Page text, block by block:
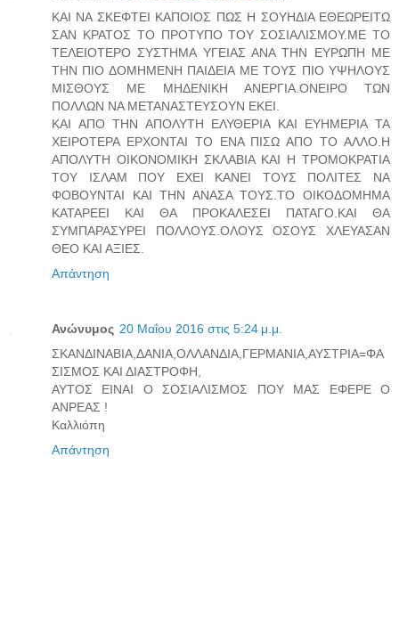
ΚΑΙ ΝΑ ΣΚΕΦΤΕΙ ΚΑΠΟΙΟΣ ΠΩΣ Η ΣΟΥΗΔΙΑ ΕΘΕΩΡΕΙΤΩ
ΣΑΝ ΚΡΑΤΟΣ ΤΟ ΠΡΟΤΥΠΟ ΤΟΥ ΣΟΣΙΑΛΙΣΜΟΥ.ΜΕ ΤΟ
ΤΕΛΕΙΟΤΕΡΟ ΣΥΣΤΗΜΑ ΥΓΕΙΑΣ ΑΝΑ ΤΗΝ ΕΥΡΩΠΗ ΜΕ
ΤΗΝ ΠΙΟ ΔΟΜΗΜΕΝΗ ΠΑΙΔΕΙΑ ΜΕ ΤΟΥΣ ΠΙΟ ΥΨΗΛΟΥΣ
ΜΙΣΘΟΥΣ ΜΕ ΜΗΔΕΝΙΚΗ ΑΝΕΡΓΙΑ.ΟΝΕΙΡΟ ΤΩΝ
ΠΟΛΛΩΝ ΝΑ ΜΕΤΑΝΑΣΤΕΥΣΟΥΝ ΕΚΕΙ.
ΚΑΙ ΑΠΟ ΤΗΝ ΑΠΟΛΥΤΗ ΕΛΥΘΕΡΙΑ ΚΑΙ ΕΥΗΜΕΡΙΑ ΤΑ
ΧΕΙΡΟΤΕΡΑ ΕΡΧΟΝΤΑΙ ΤΟ ΕΝΑ ΠΙΣΩ ΑΠΟ ΤΟ ΑΛΛΟ.Η
ΑΠΟΛΥΤΗ ΟΙΚΟΝΟΜΙΚΗ ΣΚΛΑΒΙΑ ΚΑΙ Η ΤΡΟΜΟΚΡΑΤΙΑ
ΤΟΥ ΙΣΛΑΜ ΠΟΥ ΕΧΕΙ ΚΑΝΕΙ ΤΟΥΣ ΠΟΛΙΤΕΣ ΝΑ
ΦΟΒΟΥΝΤΑΙ ΚΑΙ ΤΗΝ ΑΝΑΣΑ ΤΟΥΣ.ΤΟ ΟΙΚΟΔΟΜΗΜΑ
ΚΑΤΑΡΕΕΙ ΚΑΙ ΘΑ ΠΡΟΚΑΛΕΣΕΙ ΠΑΤΑΓΟ.ΚΑΙ ΘΑ
ΣΥΜΠΑΡΑΣΥΡΕΙ ΠΟΛΛΟΥΣ.ΟΛΟΥΣ ΟΣΟΥΣ ΧΛΕΥΑΣΑΝ
ΘΕΟ ΚΑΙ ΑΞΙΕΣ.
Απάντηση
Ανώνυμος 20 Μαΐου 2016 στις 5:24 μ.μ.
ΣΚΑΝΔΙΝΑΒΙΑ,ΔΑΝΙΑ,ΟΛΛΑΝΔΙΑ,ΓΕΡΜΑΝΙΑ,ΑΥΣΤΡΙΑ=ΦΑ
ΣΙΣΜΟΣ ΚΑΙ ΔΙΑΣΤΡΟΦΗ,
ΑΥΤΟΣ ΕΙΝΑΙ Ο ΣΟΣΙΑΛΙΣΜΟΣ ΠΟΥ ΜΑΣ ΕΦΕΡΕ Ο
ΑΝΡΕΑΣ !
Καλλιόπη
Απάντηση